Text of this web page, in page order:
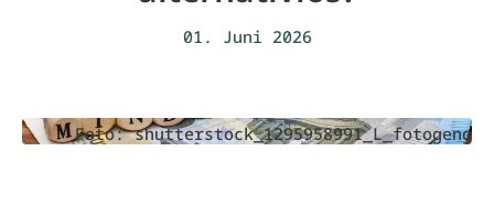
01. Juni 2026
Foto: shutterstock_1295958991_L_fotogeng